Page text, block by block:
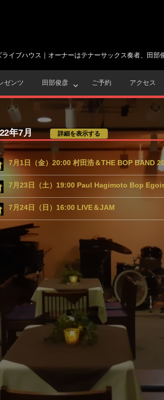
イブハウス｜オーナーはテナーサックス奏者、田部
ゼンツ 田部俊彦 ご予約 アクセス
年7月 詳細を表示する
7月1日（金）20:00 村田浩＆THE BOP BAND
7月23日（土）19:00 Paul Hagimoto Bop
7月24日（日）16:00 LIVE＆JAM